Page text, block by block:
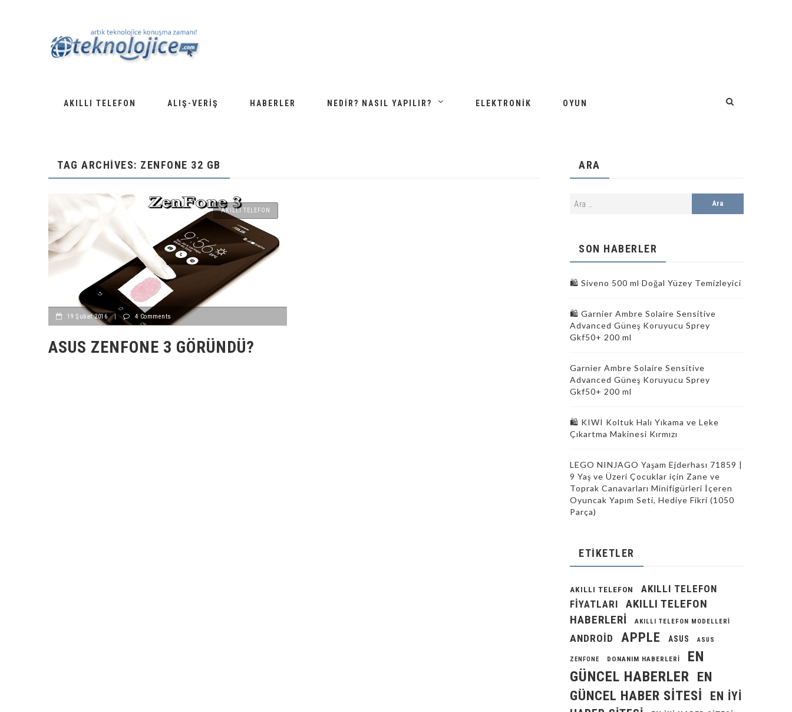
AKILLI TELEFON ALIŞ-VERIŞ HABERLER NEDIR? NASIL YAPILIR? ELEKTRONIK OYUN
TAG ARCHIVES: ZENFONE 32 GB
AKILLI TELEFON
19 Şubat 2016 | 4 Comments
ASUS ZENFONE 3 GÖRÜNDÜ?
ARA
SON HABERLER
🛍️ Siveno 500 ml Doğal Yüzey Temizleyici
🛍️ Garnier Ambre Solaire Sensitive
Advanced Güneş Koruyucu Sprey
Gkf50+ 200 ml
Garnier Ambre Solaire Sensitive
Advanced Güneş Koruyucu Sprey
Gkf50+ 200 ml
🛍️ KIWI Koltuk Halı Yıkama ve Leke
Çıkartma Makinesi Kırmızı
LEGO NINJAGO Yaşam Ejderhası 71859 |
9 Yaş ve Üzeri Çocuklar için Zane ve
Toprak Canavarları Minifigürleri İçeren
Oyuncak Yapım Seti, Hediye Fikri (1050
Parça)
ETIKETLER
AKILLI TELEFON
AKILLI TELEFON
FIYATLARI
AKILLI TELEFON
HABERLERI
AKILLI TELEFON MODELLERI
ANDROID APPLE ASUS ASUS
ZENFONE DONANIM HABERLERI
EN
GÜNCEL HABERLER EN
GÜNCEL HABER SITESI
EN IYI